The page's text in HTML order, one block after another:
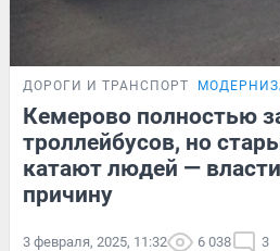
ДОРОГИ И ТРАНСПОРТ
Кемерово полностью
троллейбусов, но
катают людей —
причину
3 февраля, 2025, 11:32 6 038 3